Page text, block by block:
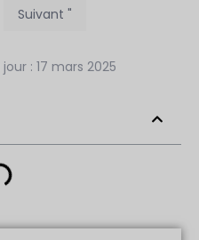
Suivant "
: 17 mars 2025